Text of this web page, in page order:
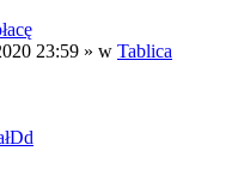
23:59 » w Tablica